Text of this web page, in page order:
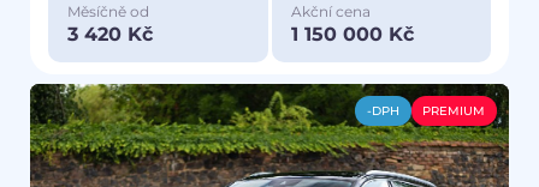
Měsíčně od
3 420 Kč
Akční cena
1 150 000 Kč
-DPH PREMIUM